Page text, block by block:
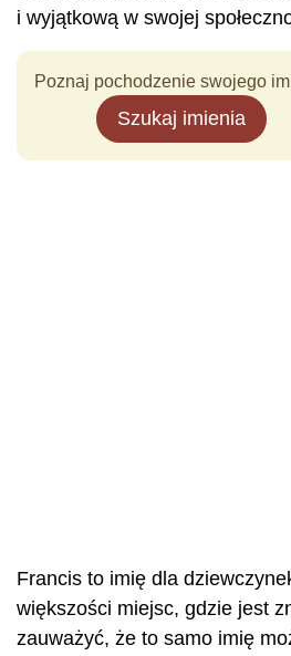
i wyjątkową w swojej
Poznaj pochodzenie swojego
Szukaj imienia
Francis to imię dla
większości miejsc, gdzie jest
zauważyć, że to samo imię